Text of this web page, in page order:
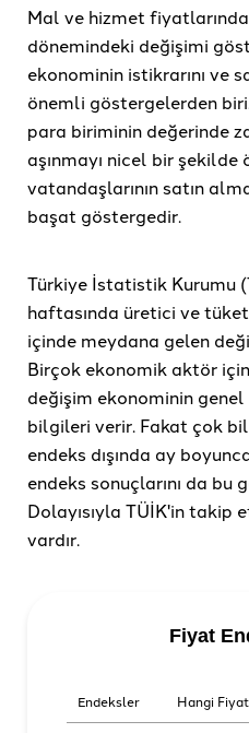
Mal ve hizmet
dönemindeki değişimi
ekonominin istikrarını ve
önemli göstergelerden
para biriminin değerinde
aşınmayı nicel bir şekilde
vatandaşlarının satın
başat göstergedir.
Türkiye İstatistik Kurumu
haftasında üretici ve
içinde meydana gelen
Birçok ekonomik aktör
değişim ekonominin
bilgileri verir. Fakat çok
endeks dışında ay
endeks sonuçlarını da
Dolayısıyla TÜİK'in takip
vardır.
Fiyat
Endeksler Hangi